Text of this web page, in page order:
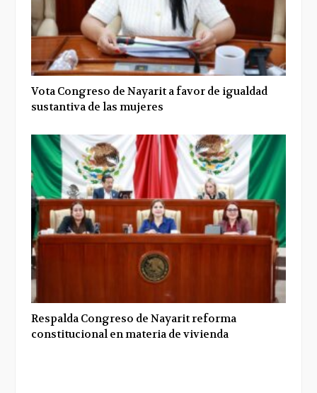
Vota Congreso de Nayarit a favor de igualdad
sustantiva de las mujeres
Respalda Congreso de Nayarit reforma
constitucional en materia de vivienda